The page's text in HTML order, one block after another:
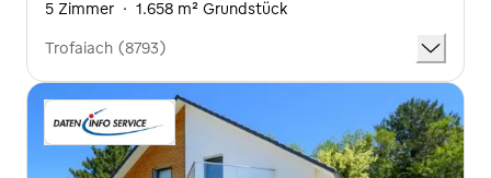
5 Zimmer · 1.658 m² Grundstück
Trofaiach (8793)